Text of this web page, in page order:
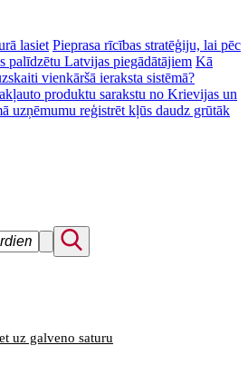
lasiet Pieprasa rīcības stratēģiju, lai pēc
palīdzētu Latvijas piegādātājiem Kā
vienkāršā ieraksta sistēmā?
produktu sarakstu no Krievijas un
uzņēmumu reģistrēt kļūs daudz grūtāk
uz galveno saturu